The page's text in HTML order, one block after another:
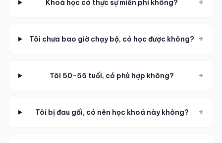
Khoá học có thực sự miễn phí không?
Tôi chưa bao giờ chạy bộ, có học được không? +
Tôi 50-55 tuổi, có phù hợp không? +
Tôi bị đau gối, có nên học khoá này không? +